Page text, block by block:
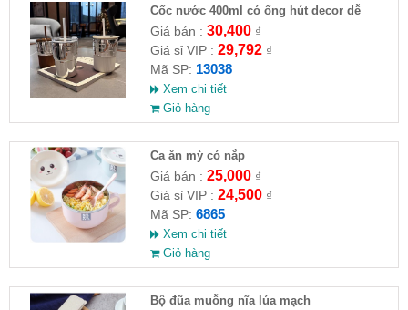
Cốc nước 400ml có ống hút decor dễ
thương
Giá bán : 30,400₫
Giá sỉ VIP : 29,792₫
Mã SP: 13038
Xem chi tiết
Giỏ hàng
Ca ăn mỳ có nắp
Giá bán : 25,000₫
Giá sỉ VIP : 24,500₫
Mã SP: 6865
Xem chi tiết
Giỏ hàng
Bộ đũa muỗng nĩa lúa mạch